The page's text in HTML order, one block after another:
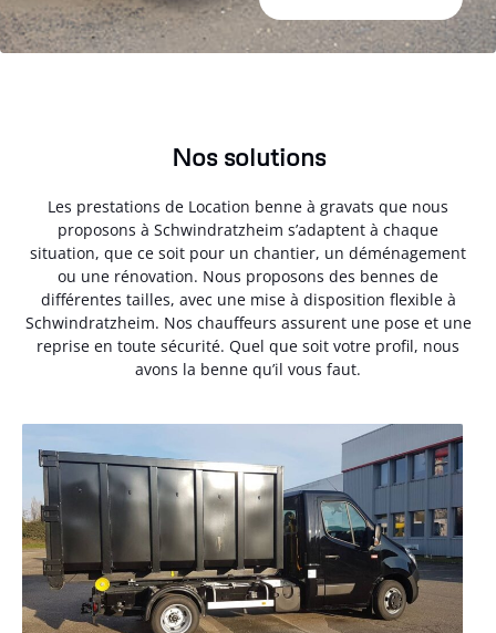
Nos solutions
Les prestations de Location benne à gravats que nous
proposons à Schwindratzheim s’adaptent à chaque
situation, que ce soit pour un chantier, un déménagement
ou une rénovation. Nous proposons des bennes de
différentes tailles, avec une mise à disposition flexible à
Schwindratzheim. Nos chauffeurs assurent une pose et une
reprise en toute sécurité. Quel que soit votre profil, nous
avons la benne qu’il vous faut.